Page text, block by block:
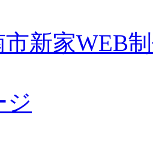
新家WEB
ジ